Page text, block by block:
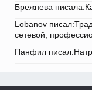
Брежнева
Lobanov
сетевой,
Панфил